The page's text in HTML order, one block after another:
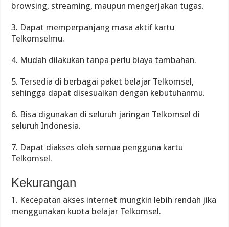
browsing, streaming, maupun mengerjakan tugas.
3. Dapat memperpanjang masa aktif kartu
Telkomselmu.
4. Mudah dilakukan tanpa perlu biaya tambahan.
5. Tersedia di berbagai paket belajar Telkomsel,
sehingga dapat disesuaikan dengan kebutuhanmu.
6. Bisa digunakan di seluruh jaringan Telkomsel di
seluruh Indonesia.
7. Dapat diakses oleh semua pengguna kartu
Telkomsel.
Kekurangan
1. Kecepatan akses internet mungkin lebih rendah jika
menggunakan kuota belajar Telkomsel.